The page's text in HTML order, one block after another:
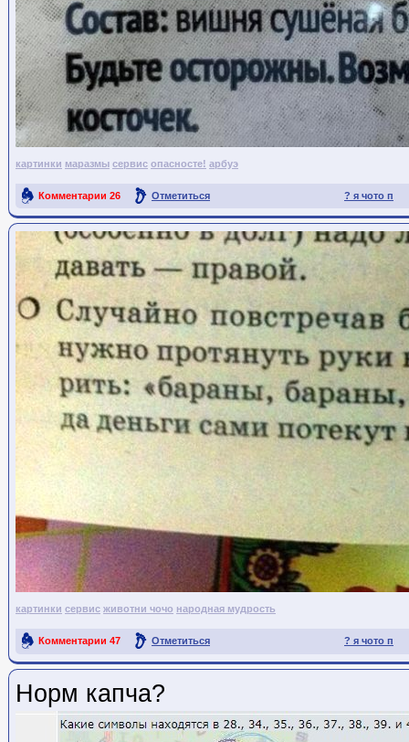
картинки маразмы сервис опасносте! арбуэ
? я чото п
Комментарии 26 Отметиться
Ссылка на пост
картинки сервис животни чочо народная мудрость
? я чото п
Комментарии 47 Отметиться
Ссылка на пост
Норм капча?